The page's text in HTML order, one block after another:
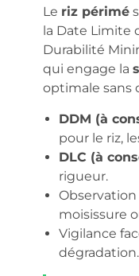
Le riz périmé
la Date Limite
Durabilité
qui engage la
optimale sans
DDM (à
pour le riz,
DLC (à
rigueur.
moisissure
Vigilance
dégradation.